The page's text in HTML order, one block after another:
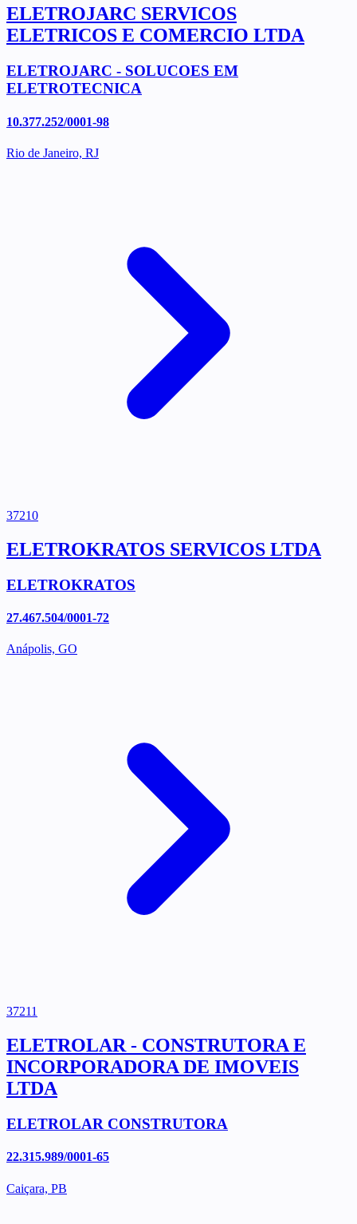
ELETROJARC SERVICOS
ELETRICOS E COMERCIO LTDA
ELETROJARC - SOLUCOES EM
ELETROTECNICA
10.377.252/0001-98
Rio de Janeiro, RJ
37210
ELETROKRATOS SERVICOS LTDA
ELETROKRATOS
27.467.504/0001-72
Anápolis, GO
37211
ELETROLAR - CONSTRUTORA E
INCORPORADORA DE IMOVEIS
LTDA
ELETROLAR CONSTRUTORA
22.315.989/0001-65
Caiçara, PB